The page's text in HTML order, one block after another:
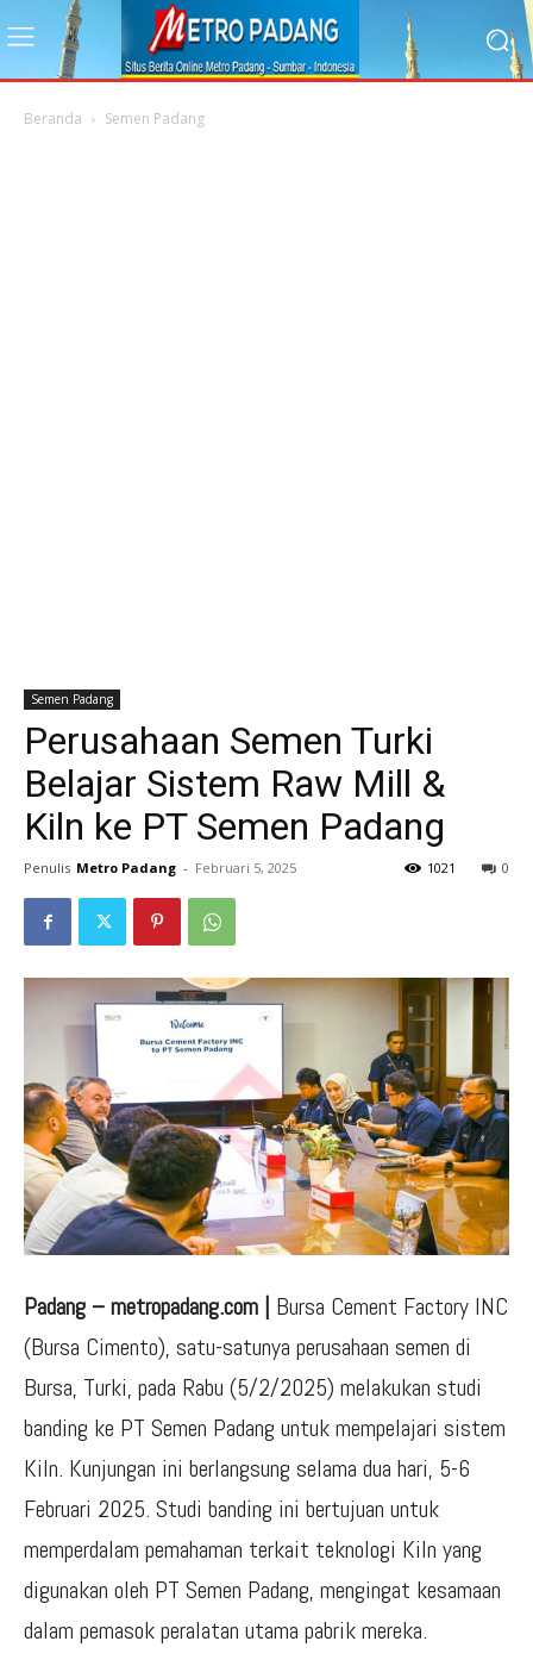
Beranda Semen Padang
Semen Padang
Perusahaan Semen Turki
Belajar Sistem Raw Mill &
Kiln ke PT Semen Padang
Penulis Metro Padang - Februari 5, 2025 0
1021
Padang – metropadang.com |
Bursa Cement Factory INC
(Bursa Cimento), satu-satunya perusahaan semen di
Bursa, Turki, pada Rabu (5/2/2025) melakukan studi
banding ke PT Semen Padang untuk mempelajari sistem
Kiln. Kunjungan ini berlangsung selama dua hari, 5-6
Februari 2025. Studi banding ini bertujuan untuk
memperdalam pemahaman terkait teknologi Kiln yang
digunakan oleh PT Semen Padang, mengingat kesamaan
dalam pemasok peralatan utama pabrik mereka.